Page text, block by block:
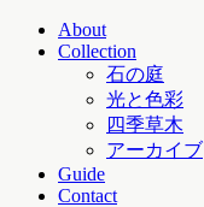
About
Collection
石の庭
光と色彩
四季草木
アーカイブ
Guide
Contact